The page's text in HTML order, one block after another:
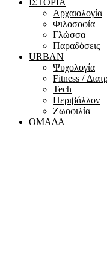
ΙΣΤΟΡΙΑ
Αρχαιολογία
Φιλοσοφία
Γλώσσα
Παραδόσεις
URBAN
Ψυχολογία
Fitness /
Tech
Περιβάλλον
Ζωοφιλία
ΟΜΑΔΑ